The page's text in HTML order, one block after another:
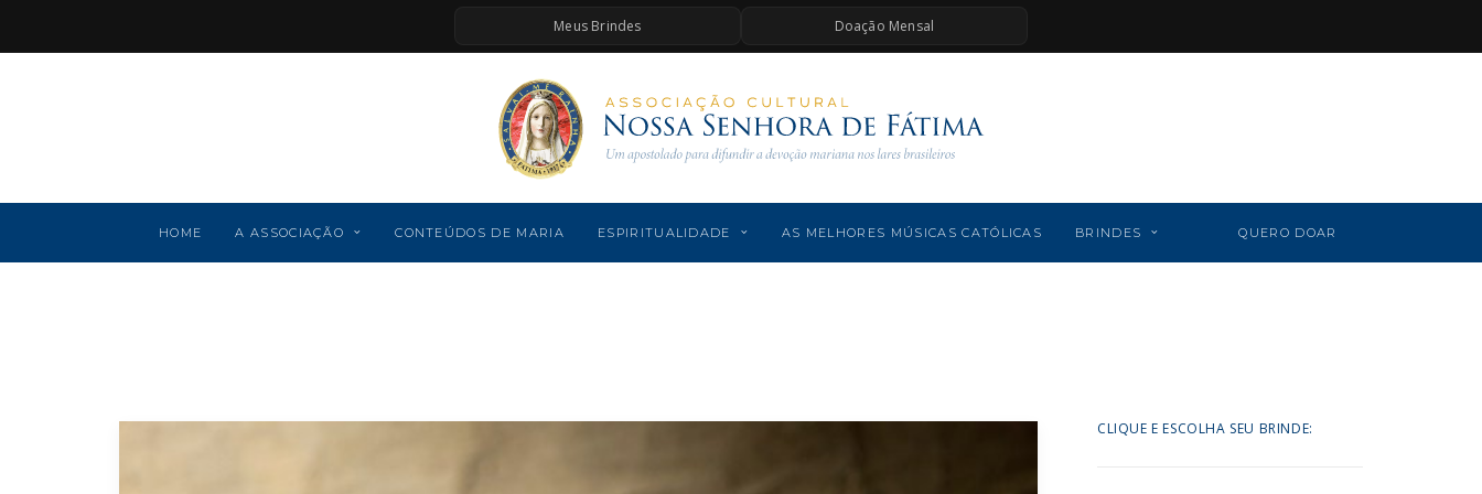
Meus Brindes Doação Mensal
HOME A ASSOCIAÇÃO CONTEÚDOS DE MARIA ESPIRITUALIDADE AS MELHORES MÚSICAS CATÓLICAS BRINDES QUERO DOAR
CLIQUE E ESCOLHA SEU BRINDE: